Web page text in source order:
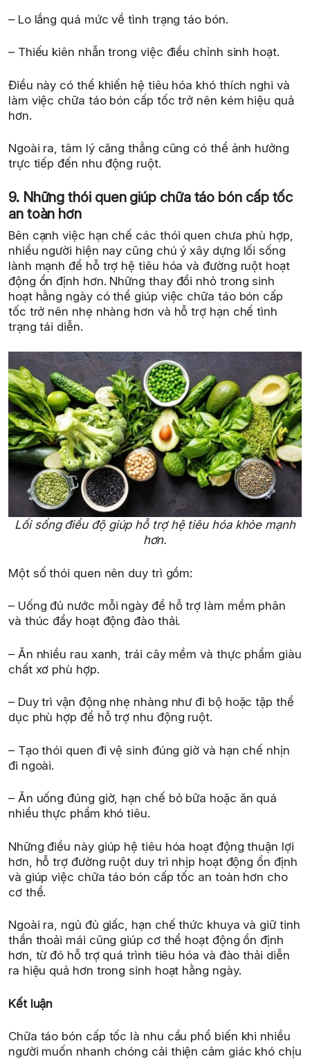
– Lo lắng quá mức về tình trạng táo bón.
– Thiếu kiên nhẫn trong việc điều chỉnh sinh hoạt.
Điều này có thể khiến hệ tiêu hóa khó thích nghi và
làm việc chữa táo bón cấp tốc trở nên kém hiệu quả
hơn.
Ngoài ra, tâm lý căng thẳng cũng có thể ảnh hưởng
trực tiếp đến nhu động ruột.
9. Những thói quen giúp chữa táo bón cấp tốc
an toàn hơn
Bên cạnh việc hạn chế các thói quen chưa phù hợp,
nhiều người hiện nay cũng chú ý xây dựng lối sống
lành mạnh để hỗ trợ hệ tiêu hóa và đường ruột hoạt
động ổn định hơn. Những thay đổi nhỏ trong sinh
hoạt hằng ngày có thể giúp việc chữa táo bón cấp
tốc trở nên nhẹ nhàng hơn và hỗ trợ hạn chế tình
trạng tái diễn.
Lối sống điều độ giúp hỗ trợ hệ tiêu hóa khỏe mạnh
hơn.
Một số thói quen nên duy trì gồm:
– Uống đủ nước mỗi ngày để hỗ trợ làm mềm phân
và thúc đẩy hoạt động đào thải.
– Ăn nhiều rau xanh, trái cây mềm và thực phẩm giàu
chất xơ phù hợp.
– Duy trì vận động nhẹ nhàng như đi bộ hoặc tập thể
dục phù hợp để hỗ trợ nhu động ruột.
– Tạo thói quen đi vệ sinh đúng giờ và hạn chế nhịn
đi ngoài.
– Ăn uống đúng giờ, hạn chế bỏ bữa hoặc ăn quá
nhiều thực phẩm khó tiêu.
Những điều này giúp hệ tiêu hóa hoạt động thuận lợi
hơn, hỗ trợ đường ruột duy trì nhịp hoạt động ổn định
và giúp việc chữa táo bón cấp tốc an toàn hơn cho
cơ thể.
Ngoài ra, ngủ đủ giấc, hạn chế thức khuya và giữ tinh
thần thoải mái cũng giúp cơ thể hoạt động ổn định
hơn, từ đó hỗ trợ quá trình tiêu hóa và đào thải diễn
ra hiệu quả hơn trong sinh hoạt hằng ngày.
Kết luận
Chữa táo bón cấp tốc là nhu cầu phổ biến khi nhiều
người muốn nhanh chóng cải thiện cảm giác khó chịu